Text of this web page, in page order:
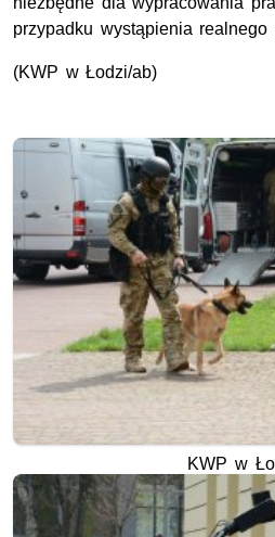
przypadku wystąpienia realnego
(KWP w Łodzi/ab)
KWP w